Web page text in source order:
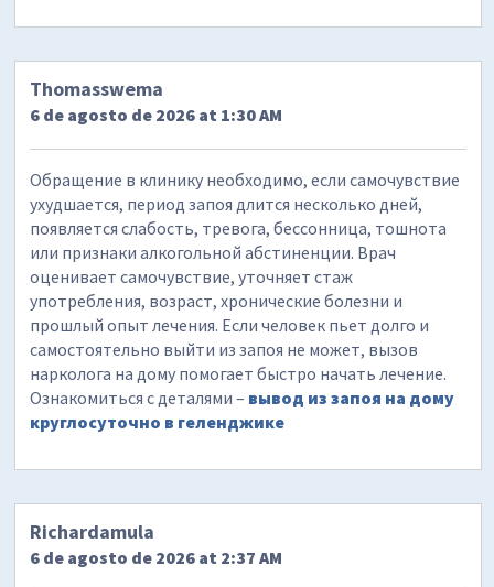
Thomasswema
6 de agosto de 2026 at 1:30 AM
Обращение в клинику необходимо, если самочувствие
ухудшается, период запоя длится несколько дней,
появляется слабость, тревога, бессонница, тошнота
или признаки алкогольной абстиненции. Врач
оценивает самочувствие, уточняет стаж
употребления, возраст, хронические болезни и
прошлый опыт лечения. Если человек пьет долго и
самостоятельно выйти из запоя не может, вызов
нарколога на дому помогает быстро начать лечение.
Ознакомиться с деталями – вывод из запоя на дому
круглосуточно в геленджике
Richardamula
6 de agosto de 2026 at 2:37 AM